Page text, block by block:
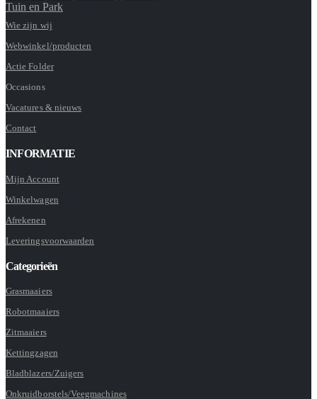
Tuin en Park
Wie zijn wij
Webwinkel/producten
Actie Folder
Occasions
Vacatures & nieuws
Contact
INFORMATIE
Mijn Account
Winkelwagen
Afrekenen
Leveringsvoorwaarden
Categorieën
Grasmaaiers
Robotmaaiers
Zitmaaiers
Kettingzagen
Bladblazers/Zuigers
Onkruidborstels/Veegmachines